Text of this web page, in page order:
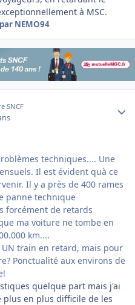
à MSC.
par NEMO94
SNCF
techniques.... Une
Il est évident quà ce
Il y a près de 400 rames
panne technique
forcément de retards
ma voiture ne tombe en
km....
train en retard, mais pour
Ponctualité aux environs de
quelque part mais j'ai
en plus difficile de les